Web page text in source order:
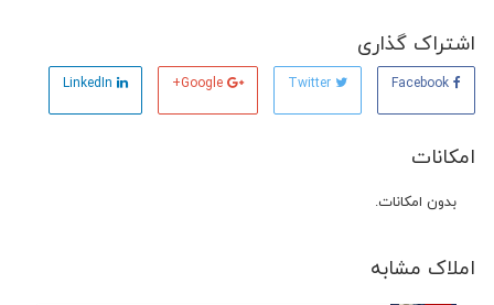
اشتراک گذاری
Twitter
Google+
LinkedIn
امکانات
بدون امکانات.
املاک مشابه